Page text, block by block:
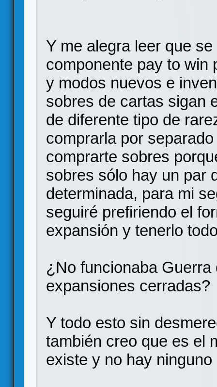
Y me alegra leer que
componente pay to win
y modos nuevos e
sobres de cartas sigan
de diferente tipo de
comprarla por
comprarte sobres
sobres sólo hay un par
determinada, para mi
seguiré prefiriendo el
expansión y tenerlo
¿No funcionaba
expansiones cerradas?
Y todo esto sin
también creo que es el
existe y no hay